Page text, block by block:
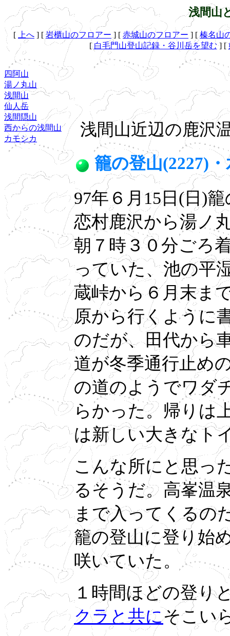
浅間山
[ 上へ ] [岩櫃山のフロアー ] [赤城山のフロアー ] [ 榛名山
[白毛門山登山記録・谷川岳を望む] [
四阿山
湯ノ丸山
浅間山
仙人岳
浅間隠山
西からの浅間山
カモシカ
浅間山近辺の鹿沢
籠の登山(2227)
97年６月15日(日)
恋村鹿沢から湯ノ
朝７時３０分ごろ
っていた、池の平
蔵峠から６月末ま
原から行くように
のだが、田代から
道が冬季通行止め
の道のようでワダ
らかった。帰りは
は新しい大きなト
こんな所にと思っ
るそうだ。高峯温
まで入ってくるの
籠の登山に登り始
咲いていた。
１時間ほどの登り
クラと共にそこい